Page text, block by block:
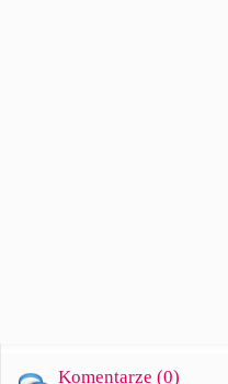
Komentarze (0)